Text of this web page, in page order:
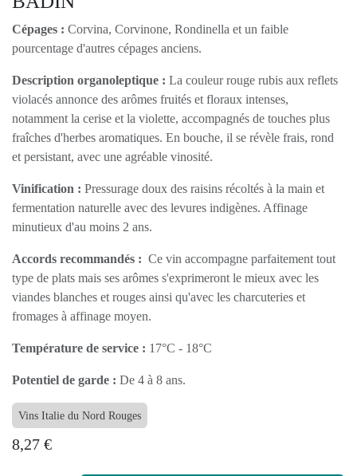
Cépages :
pourcentage d'autres cépages anciens.
Description organoleptique :La couleur rouge rubis
aux reflets violacés annonce des arômes fruités et
floraux intenses, notamment la cerise et la violette,
accompagnés de touches plus fraîches d'herbes
aromatiques. En bouche, il se révèle frais, rond et
persistant, avec une agréable vinosité.
Vinification :Pressurage doux des raisins récoltés à la
main et fermentation naturelle avec des levures
indigènes. Affinage minutieux d'au moins 2 ans.
Accords recommandés :Ce vin accompagne
parfaitement tout type de plats mais ses arômes
s'exprimeront le mieux avec les viandes blanches et
rouges ainsi qu'avec les charcuteries et fromages à
Vins Italie du Nord Rouges
8,27